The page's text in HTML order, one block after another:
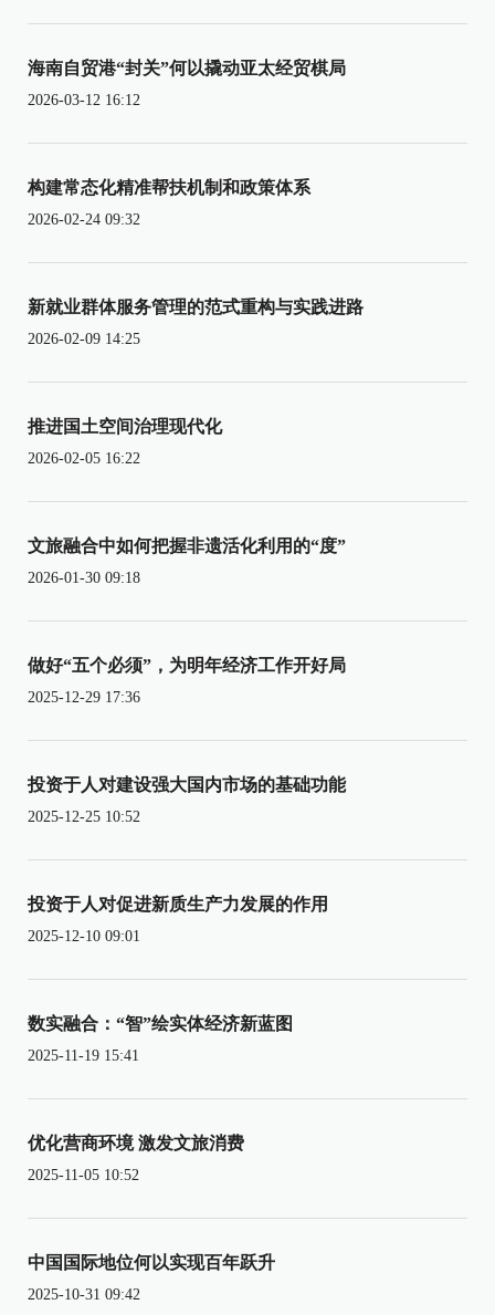
海南自贸港“封关”何以撬动亚太经贸棋局
2026-03-12 16:12
构建常态化精准帮扶机制和政策体系
2026-02-24 09:32
新就业群体服务管理的范式重构与实践进路
2026-02-09 14:25
推进国土空间治理现代化
2026-02-05 16:22
文旅融合中如何把握非遗活化利用的“度”
2026-01-30 09:18
做好“五个必须”，为明年经济工作开好局
2025-12-29 17:36
投资于人对建设强大国内市场的基础功能
2025-12-25 10:52
投资于人对促进新质生产力发展的作用
2025-12-10 09:01
数实融合：“智”绘实体经济新蓝图
2025-11-19 15:41
优化营商环境 激发文旅消费
2025-11-05 10:52
中国国际地位何以实现百年跃升
2025-10-31 09:42